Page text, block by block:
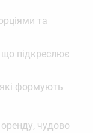
та
що підкреслює
формують
оренду, чудово